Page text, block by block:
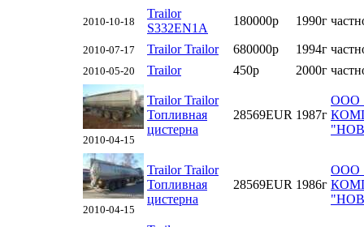
2010-10-18
Trailor
S332EN1A
180000р 1990г
2010-07-17 Trailor Trailor 680000р 1994г
2010-05-20 Trailor 450р 2000г
2010-04-15
Trailor Trailor
Топливная
цистерна
28569EUR 1987г
ООО
2010-04-15
Trailor Trailor
Топливная
цистерна
28569EUR 1986г
ООО